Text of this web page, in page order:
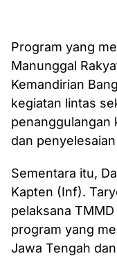
Program yang
Manunggal
Kemandirian
kegiatan lintas
penanggulangan
dan
Sementara itu,
Kapten (Inf).
pelaksana
program yang
Jawa Tengah